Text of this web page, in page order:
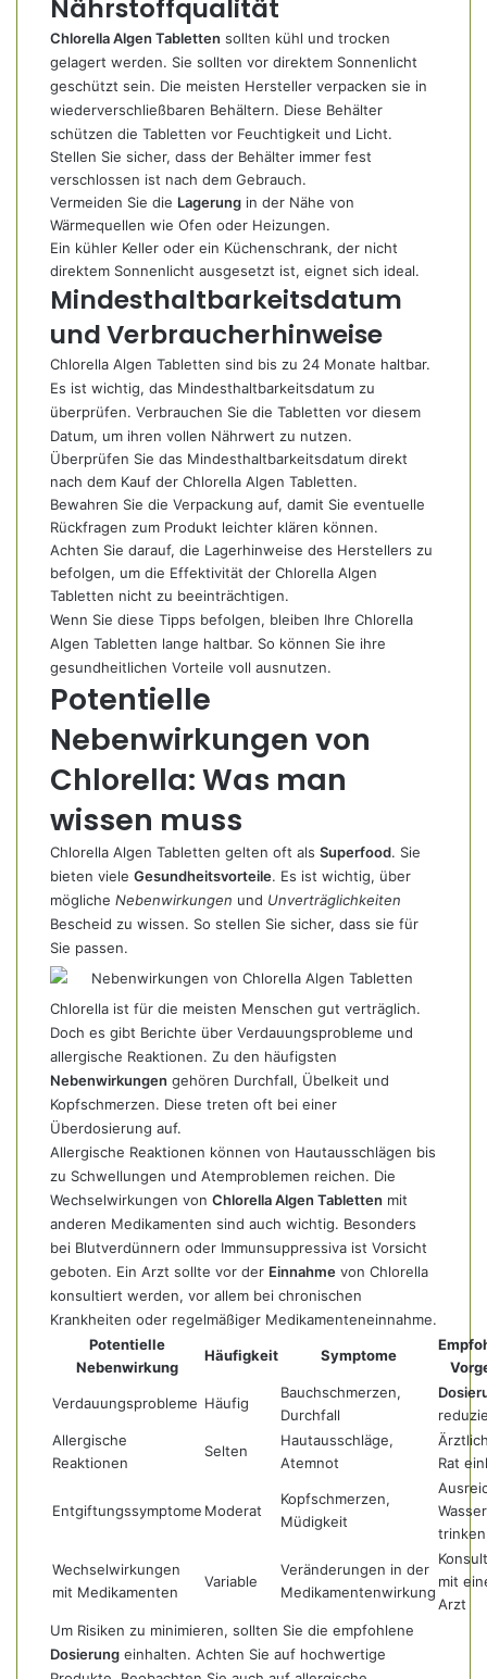
Nährstoffqualität
Chlorella Algen Tabletten sollten kühl und trocken
gelagert werden. Sie sollten vor direktem Sonnenlicht
geschützt sein. Die meisten Hersteller verpacken sie in
wiederverschließbaren Behältern. Diese Behälter
schützen die Tabletten vor Feuchtigkeit und Licht.
Stellen Sie sicher, dass der Behälter immer fest
verschlossen ist nach dem Gebrauch.
Vermeiden Sie die Lagerung in der Nähe von
Wärmequellen wie Ofen oder Heizungen.
Ein kühler Keller oder ein Küchenschrank, der nicht
direktem Sonnenlicht ausgesetzt ist, eignet sich ideal.
Mindesthaltbarkeitsdatum
und Verbraucherhinweise
Chlorella Algen Tabletten sind bis zu 24 Monate haltbar.
Es ist wichtig, das Mindesthaltbarkeitsdatum zu
überprüfen. Verbrauchen Sie die Tabletten vor diesem
Datum, um ihren vollen Nährwert zu nutzen.
Überprüfen Sie das Mindesthaltbarkeitsdatum direkt
nach dem Kauf der Chlorella Algen Tabletten.
Bewahren Sie die Verpackung auf, damit Sie eventuelle
Rückfragen zum Produkt leichter klären können.
Achten Sie darauf, die Lagerhinweise des Herstellers zu
befolgen, um die Effektivität der Chlorella Algen
Tabletten nicht zu beeinträchtigen.
Wenn Sie diese Tipps befolgen, bleiben Ihre Chlorella
Algen Tabletten lange haltbar. So können Sie ihre
gesundheitlichen Vorteile voll ausnutzen.
Potentielle
Nebenwirkungen von
Chlorella: Was man
wissen muss
Chlorella Algen Tabletten gelten oft als Superfood. Sie
bieten viele Gesundheitsvorteile. Es ist wichtig, über
mögliche Nebenwirkungen und Unverträglichkeiten
Bescheid zu wissen. So stellen Sie sicher, dass sie für
Sie passen.
Chlorella ist für die meisten Menschen gut verträglich.
Doch es gibt Berichte über Verdauungsprobleme und
allergische Reaktionen. Zu den häufigsten
Nebenwirkungen gehören Durchfall, Übelkeit und
Kopfschmerzen. Diese treten oft bei einer
Überdosierung auf.
Allergische Reaktionen können von Hautausschlägen bis
zu Schwellungen und Atemproblemen reichen. Die
Wechselwirkungen von Chlorella Algen Tabletten mit
anderen Medikamenten sind auch wichtig. Besonders
bei Blutverdünnern oder Immunsuppressiva ist Vorsicht
geboten. Ein Arzt sollte vor der Einnahme von Chlorella
konsultiert werden, vor allem bei chronischen
Krankheiten oder regelmäßiger Medikamenteneinnahme.
Potentielle
Nebenwirkung
Häufigkeit Symptome
Verdauungsprobleme Häufig
Bauchschmerzen,
Durchfall
Allergische
Reaktionen
Selten
Hautausschläge,
Atemnot
Rat
Entgiftungssymptome Moderat
Kopfschmerzen,
Müdigkeit
Wasser
Wechselwirkungen
mit Medikamenten
Variable
Veränderungen in der
Medikamentenwirkung
mit
Arzt
Um Risiken zu minimieren, sollten Sie die empfohlene
Dosierung einhalten. Achten Sie auf hochwertige